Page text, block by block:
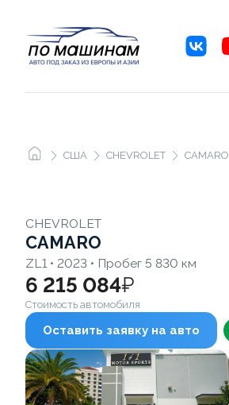
США CHEVROLET CAMARO
CHEVROLET
CAMARO
ZL1 • 2023 • Пробег 5 830 км
6 215 084₽
Стоимость автомобиля
Оставить заявку на авто